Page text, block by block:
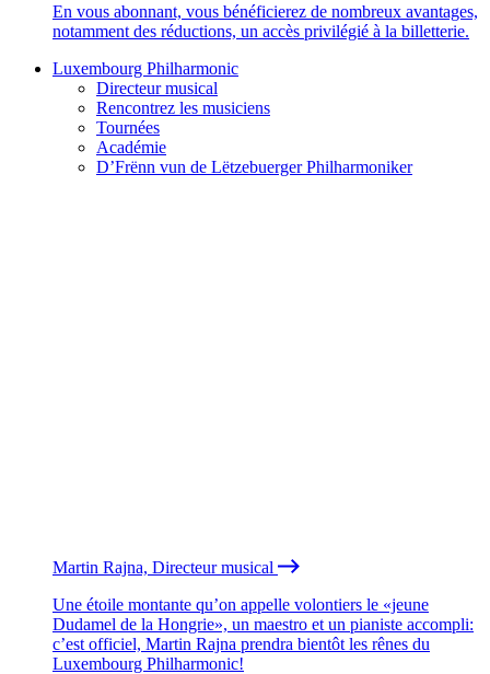
En vous abonnant, vous bénéficierez de nombreux avantages,
notamment des réductions, un accès privilégié à la billetterie.
Luxembourg Philharmonic
Directeur musical
Rencontrez les musiciens
Tournées
Académie
D’Frënn vun de Lëtzebuerger Philharmoniker
Martin Rajna, Directeur musical
Une étoile montante qu’on appelle volontiers le «jeune
Dudamel de la Hongrie», un maestro et un pianiste accompli:
c’est officiel, Martin Rajna prendra bientôt les rênes du
Luxembourg Philharmonic!